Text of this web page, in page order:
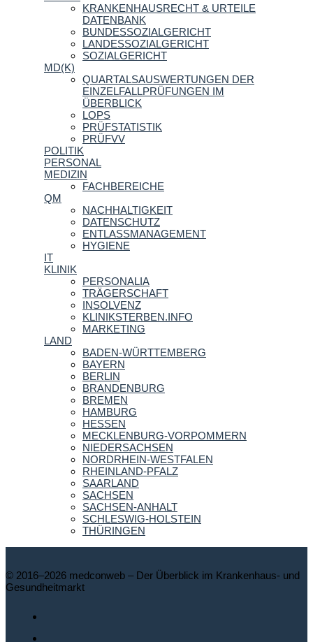
KRANKENHAUSRECHT & URTEILE
DATENBANK
BUNDESSOZIALGERICHT
LANDESSOZIALGERICHT
SOZIALGERICHT
MD(K)
QUARTALSAUSWERTUNGEN DER
EINZELFALLPRÜFUNGEN IM
ÜBERBLICK
LOPS
PRÜFSTATISTIK
PRÜFVV
POLITIK
PERSONAL
MEDIZIN
FACHBEREICHE
QM
NACHHALTIGKEIT
DATENSCHUTZ
ENTLASSMANAGEMENT
HYGIENE
IT
KLINIK
PERSONALIA
TRÄGERSCHAFT
INSOLVENZ
KLINIKSTERBEN.INFO
MARKETING
LAND
BADEN-WÜRTTEMBERG
BAYERN
BERLIN
BRANDENBURG
BREMEN
HAMBURG
HESSEN
MECKLENBURG-VORPOMMERN
NIEDERSACHSEN
NORDRHEIN-WESTFALEN
RHEINLAND-PFALZ
SAARLAND
SACHSEN
SACHSEN-ANHALT
SCHLESWIG-HOLSTEIN
THÜRINGEN
© 2016–2026 medconweb – Der Überblick im Krankenhaus- und
Gesundheitmarkt